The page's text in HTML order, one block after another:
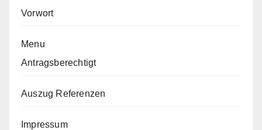
Vorwort
Menu
Antragsberechtigt
Auszug Referenzen
Impressum